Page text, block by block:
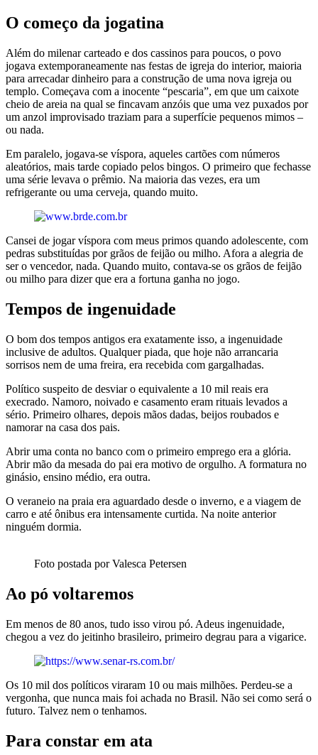
O começo da jogatina
Além do milenar carteado e dos cassinos para poucos, o povo
jogava extemporaneamente nas festas de igreja do interior, maioria
para arrecadar dinheiro para a construção de uma nova igreja ou
templo. Começava com a inocente “pescaria”, em que um caixote
cheio de areia na qual se fincavam anzóis que uma vez puxados por
um anzol improvisado traziam para a superfície pequenos mimos –
ou nada.
Em paralelo, jogava-se víspora, aqueles cartões com números
aleatórios, mais tarde copiado pelos bingos. O primeiro que fechasse
uma série levava o prêmio. Na maioria das vezes, era um
refrigerante ou uma cerveja, quando muito.
Cansei de jogar víspora com meus primos quando adolescente, com
pedras substituídas por grãos de feijão ou milho. Afora a alegria de
ser o vencedor, nada. Quando muito, contava-se os grãos de feijão
ou milho para dizer que era a fortuna ganha no jogo.
Tempos de ingenuidade
O bom dos tempos antigos era exatamente isso, a ingenuidade
inclusive de adultos. Qualquer piada, que hoje não arrancaria
sorrisos nem de uma freira, era recebida com gargalhadas.
Político suspeito de desviar o equivalente a 10 mil reais era
execrado. Namoro, noivado e casamento eram rituais levados a
sério. Primeiro olhares, depois mãos dadas, beijos roubados e
namorar na casa dos pais.
Abrir uma conta no banco com o primeiro emprego era a glória.
Abrir mão da mesada do pai era motivo de orgulho. A formatura no
ginásio, ensino médio, era outra.
O veraneio na praia era aguardado desde o inverno, e a viagem de
carro e até ônibus era intensamente curtida. Na noite anterior
ninguém dormia.
Foto postada por Valesca Petersen
Ao pó voltaremos
Em menos de 80 anos, tudo isso virou pó. Adeus ingenuidade,
chegou a vez do jeitinho brasileiro, primeiro degrau para a vigarice.
Os 10 mil dos políticos viraram 10 ou mais milhões. Perdeu-se a
vergonha, que nunca mais foi achada no Brasil. Não sei como será o
futuro. Talvez nem o tenhamos.
Para constar em ata